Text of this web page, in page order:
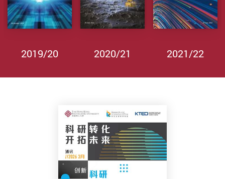
2019/20 2020/21 2021/22